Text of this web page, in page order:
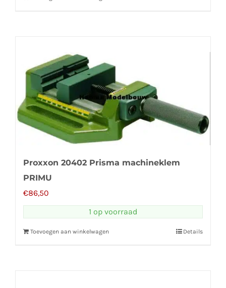
Proxxon 20402 Prisma machineklem
PRIMU
€86,50
1 op voorraad
Toevoegen aan winkelwagen Details